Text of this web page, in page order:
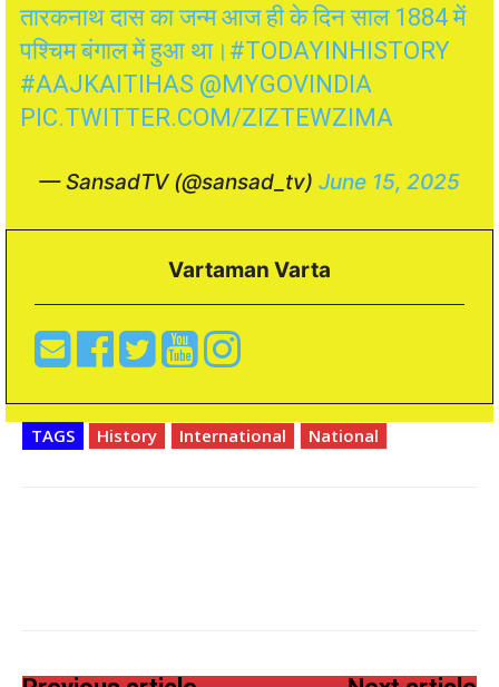
तारकनाथ दास का जन्म आज ही के दिन साल 1884 में
पश्चिम बंगाल में हुआ था। #TODAYINHISTORY
#AAJKAITIHAS @MYGOVINDIA
PIC.TWITTER.COM/ZIZTEWZIMA
— SansadTV (@sansad_tv) June 15, 2025
Vartaman Varta
TAGS History International National